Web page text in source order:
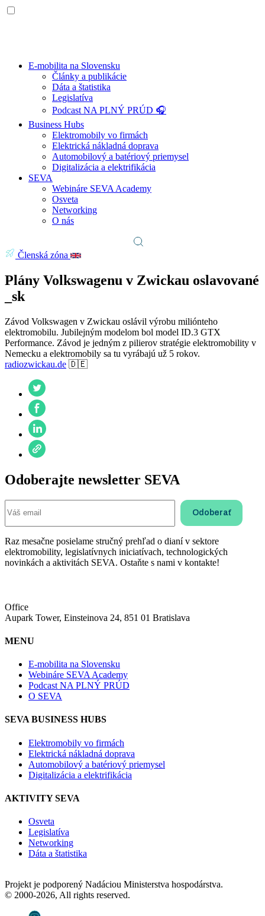
E-mobilita na Slovensku
Články a publikácie
Dáta a štatistika
Legislatíva
Podcast NA PLNÝ PRÚD 🎧
Business Hubs
Elektromobily vo firmách
Elektrická nákladná doprava
Automobilový a batériový priemysel
Digitalizácia a elektrifikácia
SEVA
Webináre SEVA Academy
Osveta
Networking
O nás
Členská zóna
Plány Volkswagenu v Zwickau oslavované
_sk
Závod Volkswagen v Zwickau oslávil výrobu miliónteho
elektromobilu. Jubilejným modelom bol model ID.3 GTX
Performance. Závod je jedným z pilierov stratégie elektromobility v
Nemecku a elektromobily sa tu vyrábajú už 5 rokov.
radiozwickau.de 🇩🇪
Odoberajte newsletter SEVA
Raz mesačne posielame stručný prehľad o dianí v sektore
elektromobility, legislatívnych iniciatívach, technologických
novinkách a aktivitách SEVA. Ostaňte s nami v kontakte!
Office
Aupark Tower, Einsteinova 24, 851 01 Bratislava
MENU
E-mobilita na Slovensku
Webináre SEVA Academy
Podcast NA PLNÝ PRÚD
O SEVA
SEVA BUSINESS HUBS
Elektromobily vo firmách
Elektrická nákladná doprava
Automobilový a batériový priemysel
Digitalizácia a elektrifikácia
AKTIVITY SEVA
Osveta
Legislatíva
Networking
Dáta a štatistika
Projekt je podporený Nadáciou Ministerstva hospodárstva.
© 2000-2026, All rights reserved.